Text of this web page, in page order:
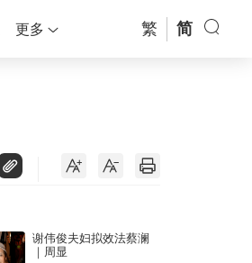
更多 繁 简
谢伟俊夫妇拟效法蔡澜
｜周显